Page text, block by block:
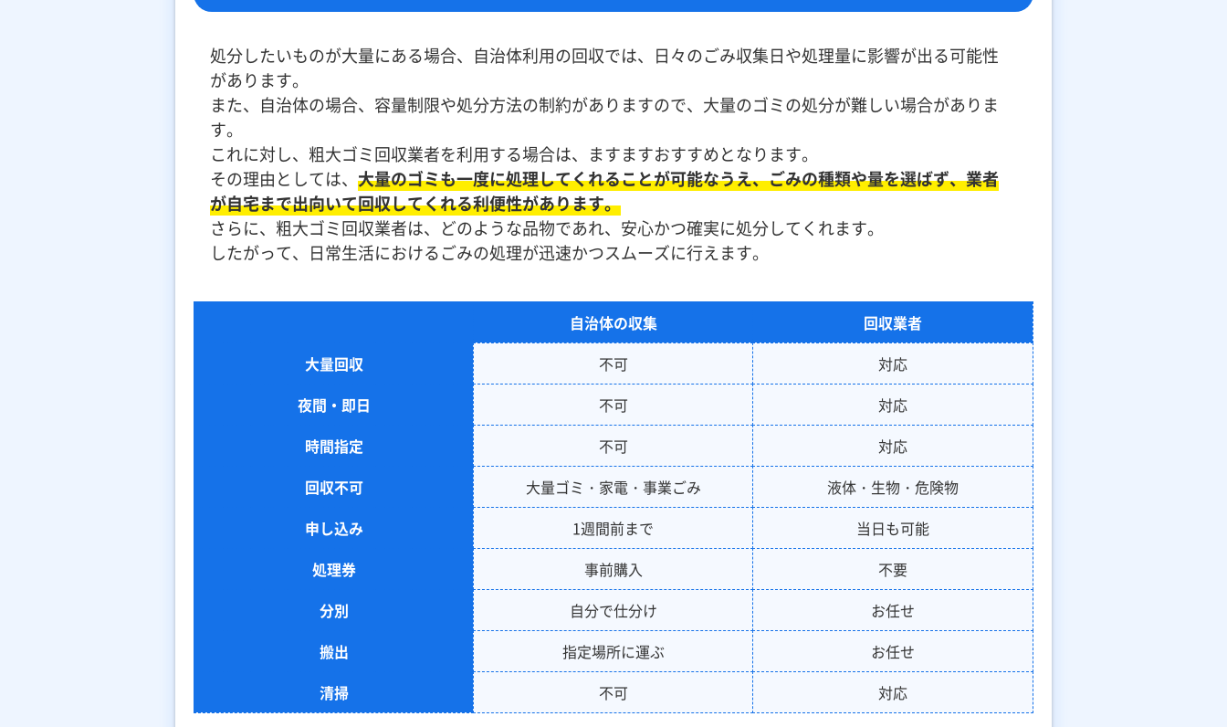
処分したいものが大量にある場合、自治体利用の回収では、日々のごみ収集日や処理量に影響が出る可能性
があります。
また、自治体の場合、容量制限や処分方法の制約がありますので、大量のゴミの処分が難しい場合がありま
す。
これに対し、粗大ゴミ回収業者を利用する場合は、ますますおすすめとなります。
その理由としては、 大量のゴミも一度に処理してくれることが可能なうえ、ごみの種類や量を選ばず、業者
が自宅まで出向いて回収してくれる利便性があります。
さらに、粗大ゴミ回収業者は、どのような品物であれ、安心かつ確実に処分してくれます。
したがって、日常生活におけるごみの処理が迅速かつスムーズに行えます。
自治体の収集
回収業者
大量回収
不可
対応
夜間・即日
不可
対応
時間指定
不可
対応
回収不可
大量ゴミ・家電・事業ごみ
液体・生物・危険物
申し込み
1週間前まで
当日も可能
処理券
事前購入
不要
分別
自分で仕分け
お任せ
搬出
指定場所に運ぶ
お任せ
清掃
不可 対応